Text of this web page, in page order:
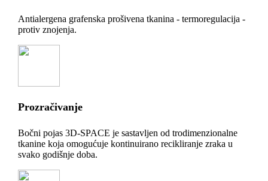
Antialergena grafenska prošivena tkanina - termoregulacija -
protiv znojenja.
Prozračivanje
Bočni pojas 3D-SPACE je sastavljen od trodimenzionalne
tkanine koja omogućuje kontinuirano recikliranje zraka u
svako godišnje doba.